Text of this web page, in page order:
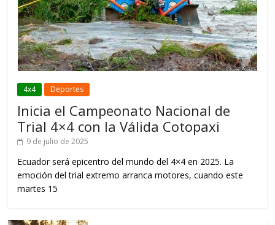
4x4 Deportes
Inicia el Campeonato Nacional de
Trial 4×4 con la Válida Cotopaxi
9 de julio de 2025
Ecuador será epicentro del mundo del 4×4 en 2025. La
emoción del trial extremo arranca motores, cuando este
martes 15